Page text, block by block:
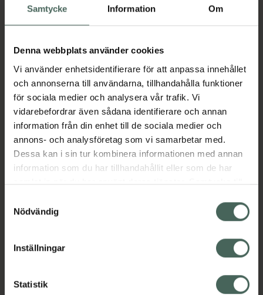
Samtycke Information Om
Denna webbplats använder cookies
Vi använder enhetsidentifierare för att anpassa innehållet
och annonserna till användarna, tillhandahålla funktioner
för sociala medier och analysera vår trafik. Vi
vidarebefordrar även sådana identifierare och annan
information från din enhet till de sociala medier och
annons- och analysföretag som vi samarbetar med.
Dessa kan i sin tur kombinera informationen med annan
information som du har tillhandahållit eller som de har
samlat in när du har använt deras tjänster. Samtycke till
återkalla ditt samtycke via webbplatsens
cookieinställningar. Ett återkallat samtycke påverkar inte
lagligheten av behandling som skett innan återkallelsen.
Nödvändig
Inställningar
Statistik
Beskrivning Dölj
Läs alltid bipacksedeln innan
användning.
07046260692299
syd till Lappland i norr, och online i mobilen och på